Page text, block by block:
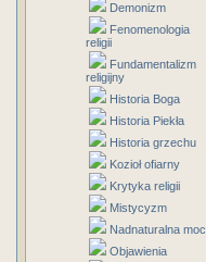
Demonizm
Fenomenologia
religii
Fundamentalizm
religijny
Historia Boga
Historia Piekła
Historia grzechu
Kozioł ofiarny
Krytyka religii
Mistycyzm
Nadnaturalna moc
Objawienia